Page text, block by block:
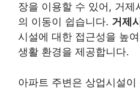
장을 이용할 수 있어, 거제
의 이동이 쉽습니다. 거제
시설에 대한 접근성을 높
생활 환경을 제공합니다.
아파트 주변은 상업시설이